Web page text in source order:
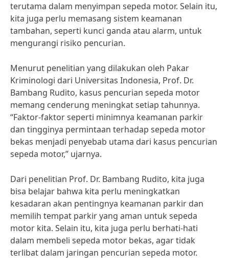
terutama dalam menyimpan sepeda motor. Selain itu,
kita juga perlu memasang sistem keamanan
tambahan, seperti kunci ganda atau alarm, untuk
mengurangi risiko pencurian.
Menurut penelitian yang dilakukan oleh Pakar
Kriminologi dari Universitas Indonesia, Prof. Dr.
Bambang Rudito, kasus pencurian sepeda motor
memang cenderung meningkat setiap tahunnya.
“Faktor-faktor seperti minimnya keamanan parkir
dan tingginya permintaan terhadap sepeda motor
bekas menjadi penyebab utama dari kasus pencurian
sepeda motor,” ujarnya.
Dari penelitian Prof. Dr. Bambang Rudito, kita juga
bisa belajar bahwa kita perlu meningkatkan
kesadaran akan pentingnya keamanan parkir dan
memilih tempat parkir yang aman untuk sepeda
motor kita. Selain itu, kita juga perlu berhati-hati
dalam membeli sepeda motor bekas, agar tidak
terlibat dalam jaringan pencurian sepeda motor.